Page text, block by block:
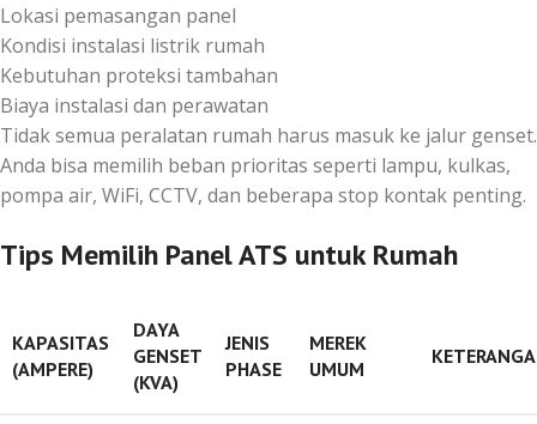
Lokasi pemasangan panel
Kondisi instalasi listrik rumah
Kebutuhan proteksi tambahan
Biaya instalasi dan perawatan
Tidak semua peralatan rumah harus masuk ke jalur genset.
Anda bisa memilih beban prioritas seperti lampu, kulkas,
pompa air, WiFi, CCTV, dan beberapa stop kontak penting.
Tips Memilih Panel ATS untuk Rumah
KAPASITAS
(AMPERE)
DAYA
GENSET
(KVA)
JENIS
PHASE
MEREK
UMUM